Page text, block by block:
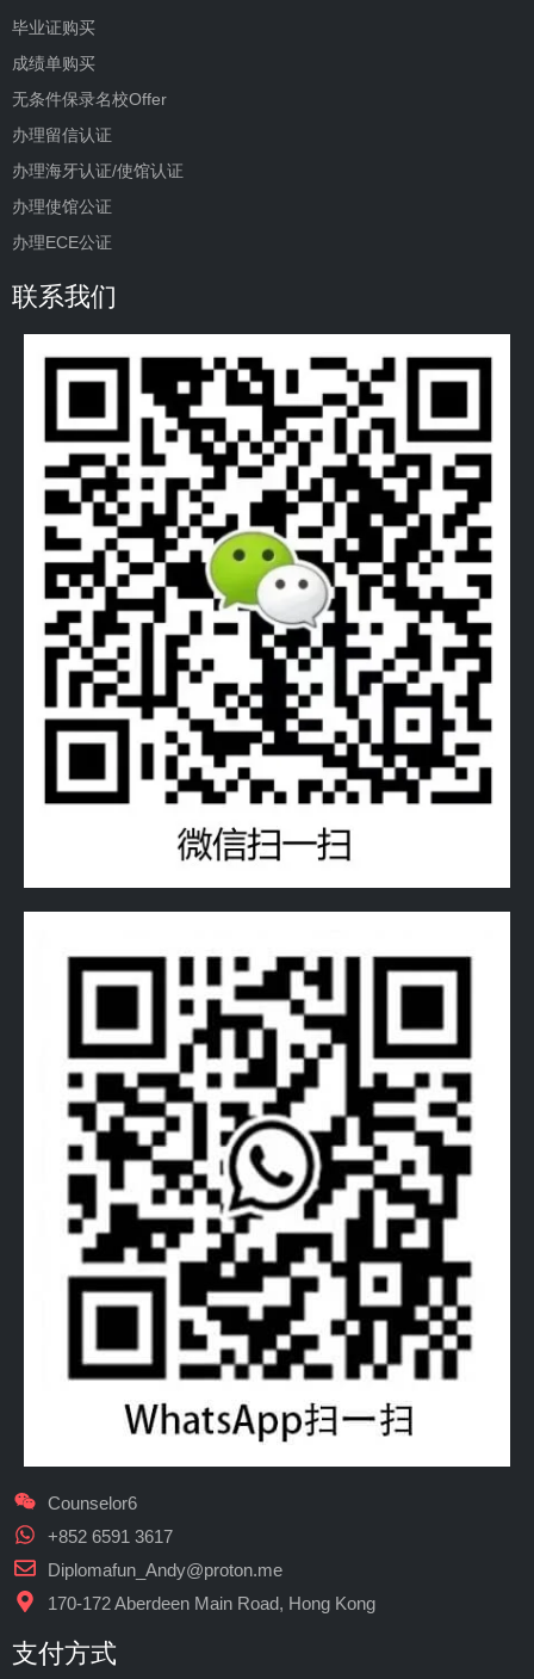
毕业证购买
成绩单购买
无条件保录名校Offer
办理留信认证
办理海牙认证/使馆认证
办理使馆公证
办理ECE公证
联系我们
Counselor6
+852 6591 3617
Diplomafun_Andy@proton.me
170-172 Aberdeen Main Road, Hong Kong
支付方式